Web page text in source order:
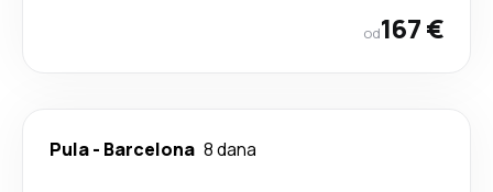
od167 €
Pula- Barcelona 8 dana